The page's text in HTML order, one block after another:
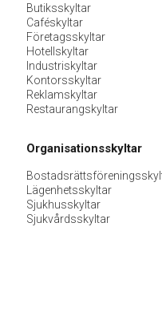
Butiksskyltar
Caféskyltar
Företagsskyltar
Hotellskyltar
Industriskyltar
Kontorsskyltar
Reklamskyltar
Restaurangskyltar
Organisationsskyltar
Lägenhetsskyltar
Sjukhusskyltar
Sjukvårdsskyltar